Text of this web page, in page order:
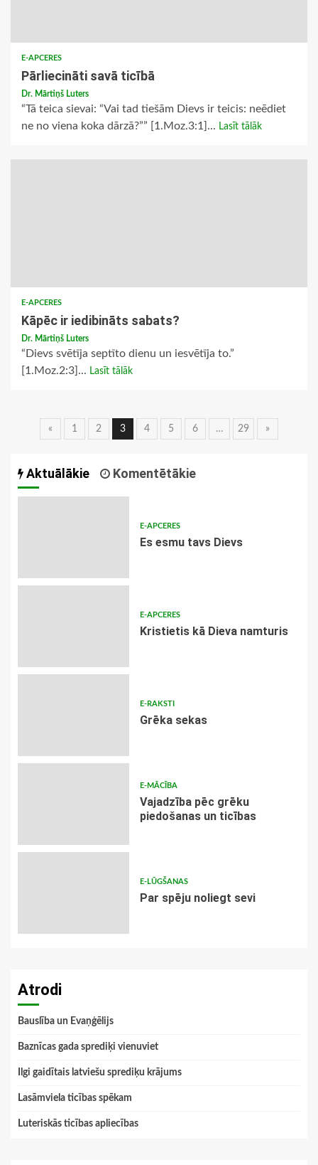
E-APCERES
Pārliecināti savā ticībā
Dr. Mārtiņš Luters
“Tā teica sievai: “Vai tad tiešām Dievs ir teicis: neēdiet
ne no viena koka dārzā?”” [1.Moz.3:1]... Lasīt tālāk
E-APCERES
Kāpēc ir iedibināts sabats?
Dr. Mārtiņš Luters
“Dievs svētīja septīto dienu un iesvētīja to.”
[1.Moz.2:3]... Lasīt tālāk
Ziņu
« 1 2 3 4 5 6 … 29 »
Aktuālākie Komentētākie
E-APCERES
Es esmu tavs Dievs
E-APCERES
Kristietis kā Dieva namturis
E-RAKSTI
Grēka sekas
E-MĀCĪBA
Vajadzība pēc grēku
piedošanas un ticības
E-LŪGŠANAS
Par spēju noliegt sevi
Atrodi
Bauslība un Evaņģēlijs
Baznīcas gada sprediķi vienuviet
Ilgi gaidītais latviešu sprediķu krājums
Lasāmviela ticības spēkam
Luteriskās ticības apliecības